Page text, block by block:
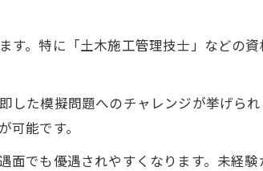
。特に「土木施工管理技士」などの
た模擬問題へのチャレンジが挙げら
能です。
でも優遇されやすくなります。未経